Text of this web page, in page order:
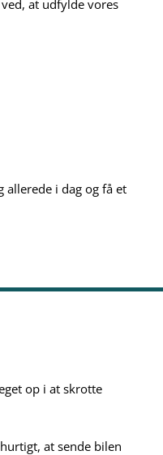
at udfylde vores
allerede i dag og få et
op i at skrotte
at sende bilen